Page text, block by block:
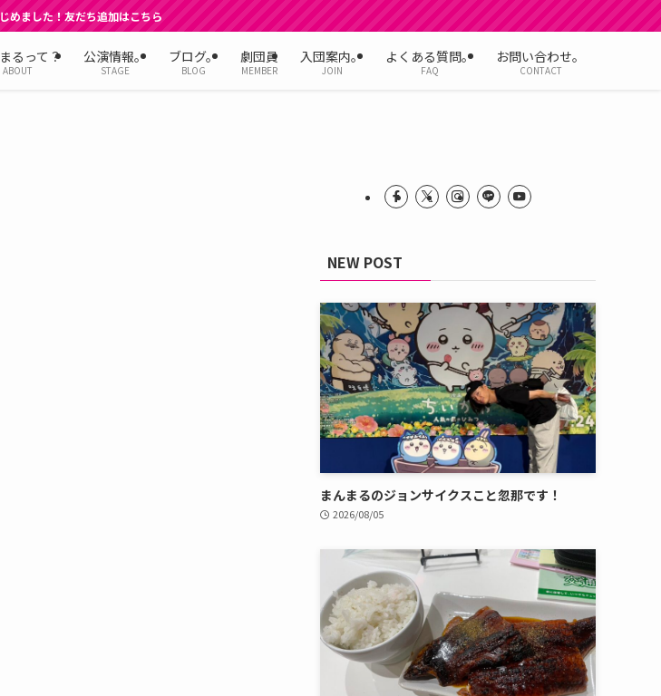
めました！友だち追加はこちら
るって？
ABOUT
公演情報。
STAGE
ブログ。
BLOG
劇団員
MEMBER
入団案内。
JOIN
よくある質問。
FAQ
お問い合わせ。
CONTACT
NEW POST
まんまるのジョンサイクスこと忽那です！
2026/08/05